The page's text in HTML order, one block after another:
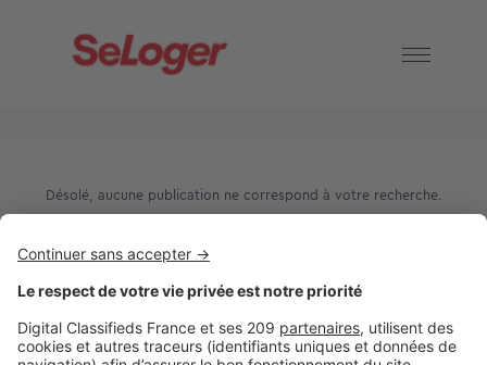
Désolé, aucune publication ne correspond à votre recherche.